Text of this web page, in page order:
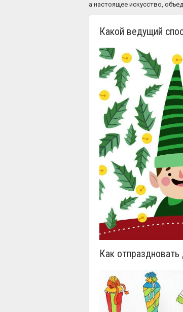
а настоящее искусство,
Какой ведущий
Как